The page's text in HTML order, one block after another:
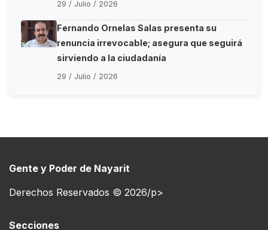
29 / Julio / 2026
Fernando Ornelas Salas presenta su
renuncia irrevocable; asegura que seguirá
sirviendo a la ciudadanía
29 / Julio / 2026
Gente y Poder de Nayarit
Derechos Reservados © 2026/p>
Secciones